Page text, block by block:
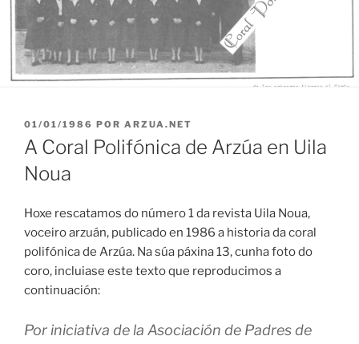
PUBLICADO
EN
01/01/1986 POR ARZUA.NET
A Coral Polifónica de Arzúa en Uila
Noua
Hoxe rescatamos do número 1 da revista Uila Noua,
voceiro arzuán, publicado en 1986 a historia da coral
polifónica de Arzúa. Na súa páxina 13, cunha foto do
coro, incluiase este texto que reproducimos a
continuación:
Por iniciativa de la Asociación de Padres de